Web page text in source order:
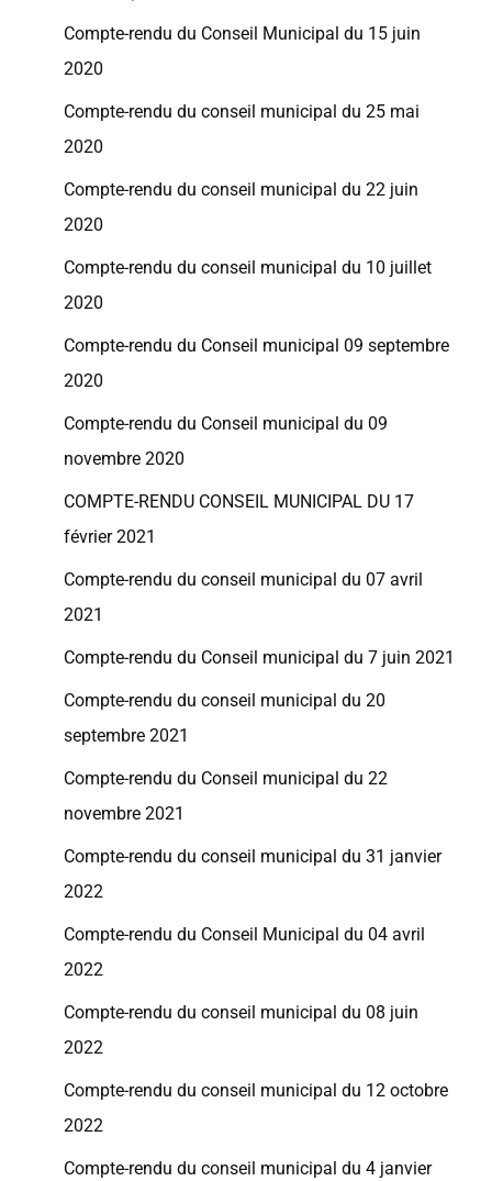
Compte-rendu du Conseil Municipal du 15 juin
2020
Compte-rendu du conseil municipal du 25 mai
2020
Compte-rendu du conseil municipal du 22 juin
2020
Compte-rendu du conseil municipal du 10 juillet
2020
Compte-rendu du Conseil municipal 09 septembre
2020
Compte-rendu du Conseil municipal du 09
novembre 2020
COMPTE-RENDU CONSEIL MUNICIPAL DU 17
février 2021
Compte-rendu du conseil municipal du 07 avril
2021
Compte-rendu du Conseil municipal du 7 juin 2021
Compte-rendu du conseil municipal du 20
septembre 2021
Compte-rendu du Conseil municipal du 22
novembre 2021
Compte-rendu du conseil municipal du 31 janvier
2022
Compte-rendu du Conseil Municipal du 04 avril
2022
Compte-rendu du conseil municipal du 08 juin
2022
Compte-rendu du conseil municipal du 12 octobre
2022
Compte-rendu du conseil municipal du 4 janvier